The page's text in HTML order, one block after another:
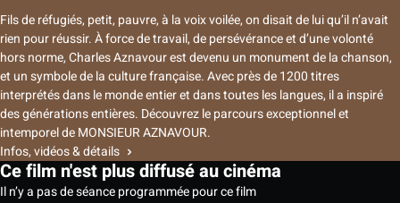
Fils de réfugiés, petit, pauvre, à la voix voilée, on disait de lui qu’il n’avait
rien pour réussir. À force de travail, de persévérance et d’une volonté
hors norme, Charles Aznavour est devenu un monument de la chanson,
et un symbole de la culture française. Avec près de 1200 titres
interprétés dans le monde entier et dans toutes les langues, il a inspiré
des générations entières. Découvrez le parcours exceptionnel et
intemporel de MONSIEUR AZNAVOUR.
Infos, vidéos & détails
Ce film n'est plus diffusé au cinéma
Il n’y a pas de séance programmée pour ce film